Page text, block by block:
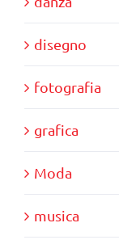
disegno
fotografia
grafica
Moda
musica